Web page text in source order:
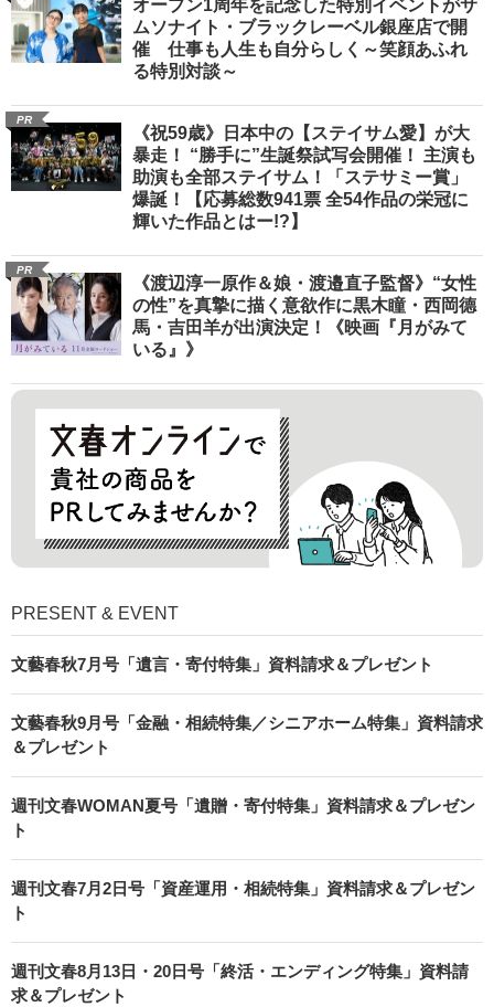
オープン1周年を記念した特別イベントがサ
ムソナイト・ブラックレーベル銀座店で開
催 仕事も人生も自分らしく～笑顔あふれ
る特別対談～
PR
《祝59歳》日本中の【ステイサム愛】が大
暴走！ “勝手に”生誕祭試写会開催！ 主演も
助演も全部ステイサム！「ステサミー賞」
爆誕！【応募総数941票 全54作品の栄冠に
輝いた作品とはー!?】
PR
《渡辺淳一原作＆娘・渡邉直子監督》“女性
の性”を真摯に描く意欲作に黒木瞳・西岡德
馬・吉田羊が出演決定！《映画『月がみて
いる』》
PRESENT & EVENT
文藝春秋7月号「遺言・寄付特集」資料請求＆プレゼント
文藝春秋9月号「金融・相続特集／シニアホーム特集」資料請求
＆プレゼント
週刊文春WOMAN夏号「遺贈・寄付特集」資料請求＆プレゼン
ト
週刊文春7月2日号「資産運用・相続特集」資料請求＆プレゼン
ト
週刊文春8月13日・20日号「終活・エンディング特集」資料請
求＆プレゼント